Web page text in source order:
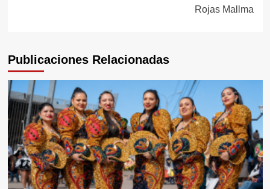
Rojas Mallma
Publicaciones Relacionadas